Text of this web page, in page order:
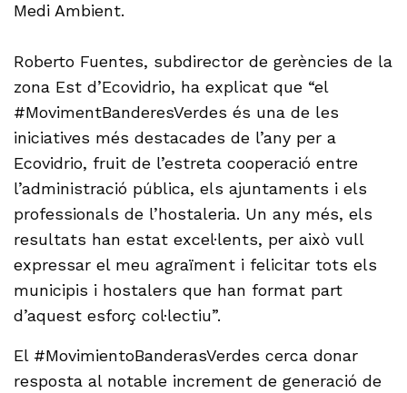
Medi Ambient.
Roberto Fuentes, subdirector de gerències de la
zona Est d’Ecovidrio, ha explicat que “el
#MovimentBanderesVerdes és una de les
iniciatives més destacades de l’any per a
Ecovidrio, fruit de l’estreta cooperació entre
l’administració pública, els ajuntaments i els
professionals de l’hostaleria. Un any més, els
resultats han estat excel·lents, per això vull
expressar el meu agraïment i felicitar tots els
municipis i hostalers que han format part
d’aquest esforç col·lectiu”.
El #MovimientoBanderasVerdes cerca donar
resposta al notable increment de generació de